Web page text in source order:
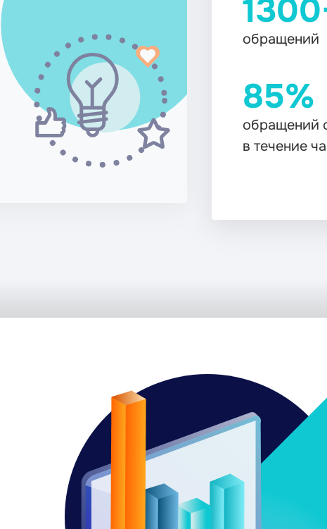
обращений
85%
обращений обрабатывается
в течение часа